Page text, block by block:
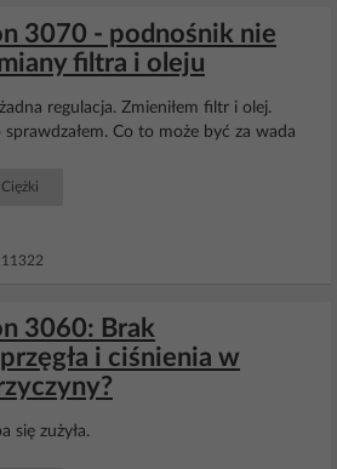
3070 - podnośnik nie
filtra i oleju
regulacja. Zmieniłem filtr i olej.
sprawdzałem. Co to może być za wada
3060: Brak
i ciśnienia w
się zużyła.